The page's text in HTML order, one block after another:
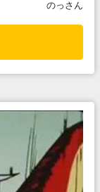
のっさん